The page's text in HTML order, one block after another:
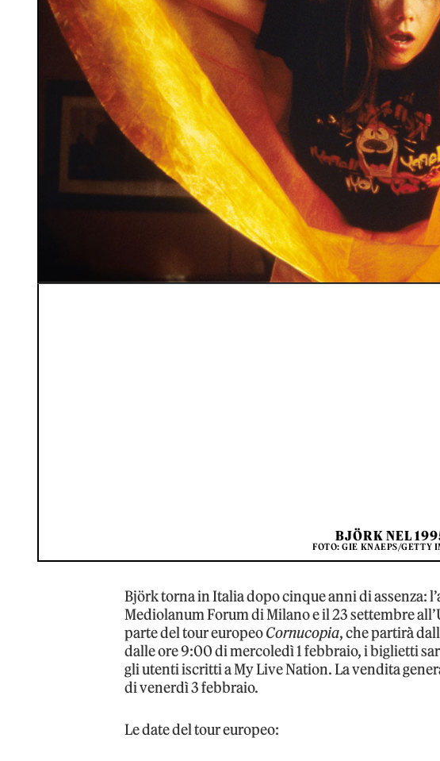
BJÖRK NEL
FOTO: GIE KNAEPS/GETTY
Björk torna in Italia dopo cinque anni di assenza:
Mediolanum Forum di Milano e il 23 settembre
parte del tour europeoCornucopia, che partirà
dalle ore 9:00 di mercoledì 1 febbraio, i biglietti
gli utenti iscritti a My Live Nation. La vendita
di venerdì 3 febbraio.
Le date del tour europeo: